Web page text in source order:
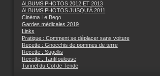
ALBUMS PHOTOS 2012 ET 2013
ALBUMS PHOTOS JUSQU’À 2011
Cinéma Le Bego
Gardes médicales 2019
Links
Pratique : Comment se déplacer sans voiture
Recette : Gnocchis de pommes de terre
Recette : Sugellis
Recette : Tantifoulouse
Tunnel du Col de Tende